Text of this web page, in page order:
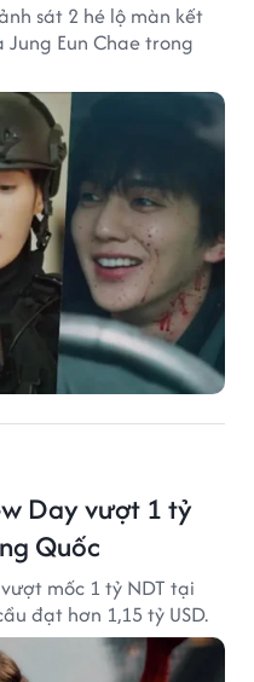
sát 2 hé lộ màn kết
Jung Eun Chae trong
Day vượt 1 tỷ
Quốc
mốc 1 tỷ NDT tại
đạt hơn 1,15 tỷ USD.